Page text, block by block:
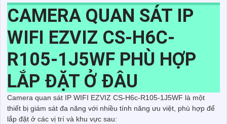
CAMERA QUAN SÁT IP
WIFI EZVIZ CS-H6C-
R105-1J5WF PHÙ HỢP
LẮP ĐẶT Ở ĐÂU
Camera quan sát IP WIFI EZVIZ CS-H6c-R105-1J5WF là một
thiết bị giám sát đa năng với nhiều tính năng ưu việt, phù hợp để
lắp đặt ở các vị trí và khu vực sau: